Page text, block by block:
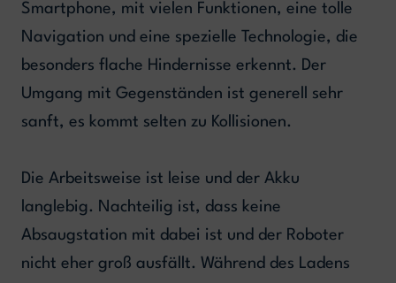
Smartphone, mit vielen Funktionen, eine tolle
Navigation und eine spezielle Technologie, die
besonders flache Hindernisse erkennt. Der
Umgang mit Gegenständen ist generell sehr
sanft, es kommt selten zu Kollisionen.
Die Arbeitsweise ist leise und der Akku
langlebig. Nachteilig ist, dass keine
Absaugstation mit dabei ist und der Roboter
nicht eher groß ausfällt. Während des Ladens